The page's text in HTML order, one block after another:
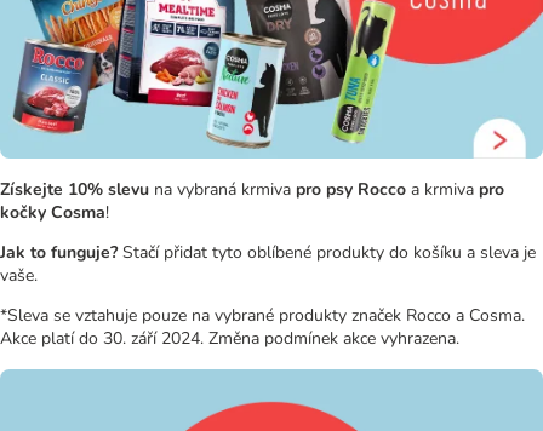
Získejte 10% slevu na vybraná krmiva pro psy Rocco a krmiva pro
kočky Cosma!
Jak to funguje?Stačí přidat tyto oblíbené produkty do košíku a sleva je
vaše.
*Sleva se vztahuje pouze na vybrané produkty značek Rocco a Cosma.
Akce platí do 30. září 2024. Změna podmínek akce vyhrazena.